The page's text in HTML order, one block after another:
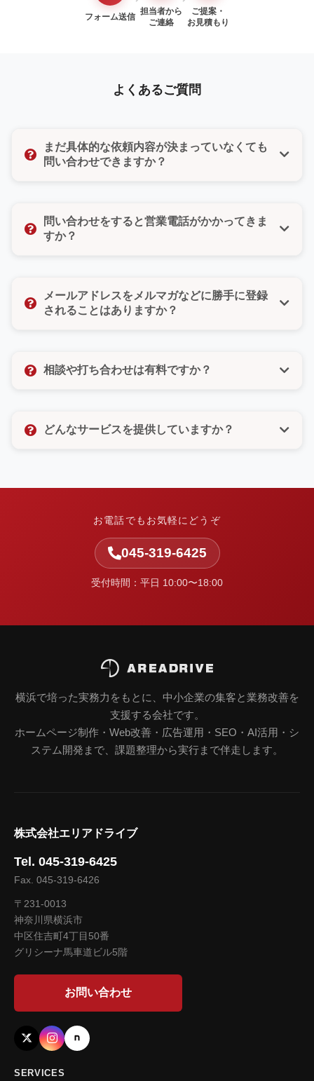
フォーム送信
担当者から
ご連絡
ご提案・
お見積もり
よくあるご質問
まだ具体的な依頼内容が決まっていなくても
問い合わせできますか？
たい」「ちょっとした質問だけでもいいのかな」そん
な気持ちでも大丈夫です。どんな小さなご相談でもお
問い合わせをすると営業電話がかかってきま
すか？
たしません。また、お問い合わせフォームではご希望
の連絡方法（電話・メール・どちらでもよい）をお選
メールアドレスをメルマガなどに勝手に登録
されることはありますか？
なども一切いたしませんので、ご安心ください。お客
相談や打ち合わせは有料ですか？
望をしっかりとお聞きし、最適なご提案をさせていた
どんなサービスを提供していますか？
を整理し、実行まで伴走します。
お電話でもお気軽にどうぞ
045-319-6425
受付時間：平日 10:00〜18:00
横浜で培った実務力をもとに、中小企業の集客と業務改善を
支援する会社です。
ホームページ制作・Web改善・広告運用・SEO・AI活用・シ
ステム開発まで、課題整理から実行まで伴走します。
株式会社エリアドライブ
Tel. 045-319-6425
Fax. 045-319-6426
〒231-0013
神奈川県横浜市
中区住吉町4丁目50番
グリシーナ馬車道ビル5階
お問い合わせ
SERVICES